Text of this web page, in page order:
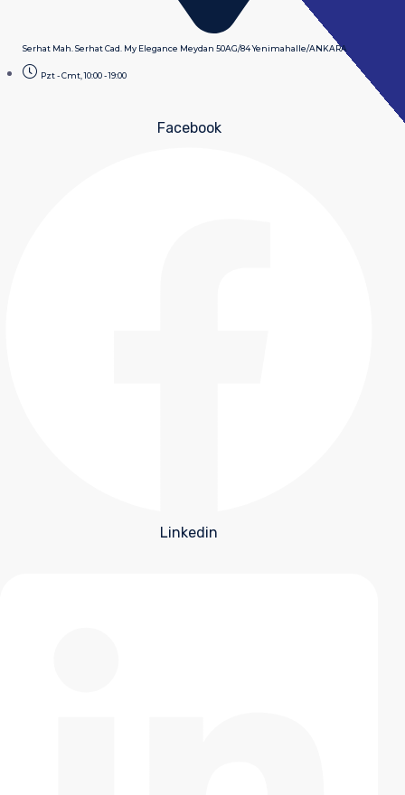
Serhat Mah. Serhat Cad. My Elegance Meydan 50AG/84 Yenimahalle/ANKARA
Pzt - Cmt, 10:00 - 19:00
Facebook
Linkedin